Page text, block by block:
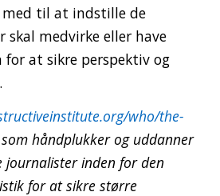
med til at indstille de
skal medvirke eller have
at sikre perspektiv og
who/the-
håndplukker og uddanner
journalister inden for den
for at sikre større